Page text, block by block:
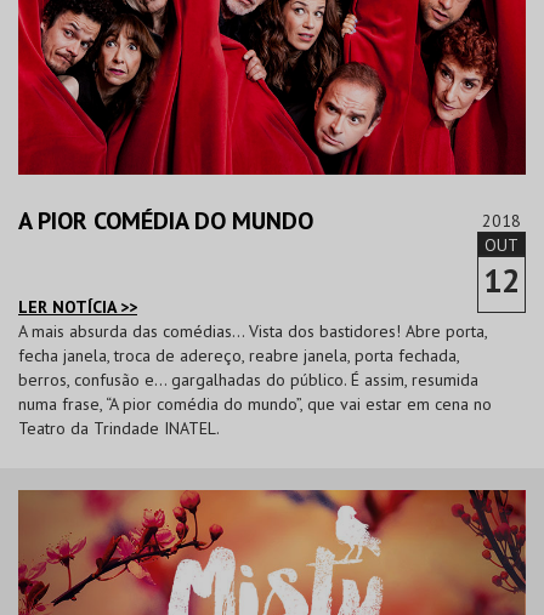
A PIOR COMÉDIA DO MUNDO
LER NOTÍCIA >>
2018
OUT
12
A mais absurda das comédias… Vista dos bastidores! Abre porta,
fecha janela, troca de adereço, reabre janela, porta fechada,
berros, confusão e… gargalhadas do público. É assim, resumida
numa frase, “A pior comédia do mundo”, que vai estar em cena no
Teatro da Trindade INATEL.